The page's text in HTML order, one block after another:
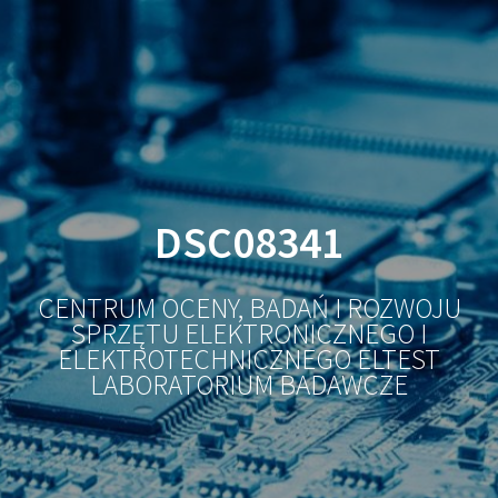
treści
DSC08341
CENTRUM OCENY, BADAŃ I ROZWOJU
SPRZĘTU ELEKTRONICZNEGO I
ELEKTROTECHNICZNEGO ELTEST
LABORATORIUM BADAWCZE